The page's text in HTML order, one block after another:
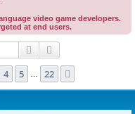
video game developers.
at end users.
Suche
224 5 22